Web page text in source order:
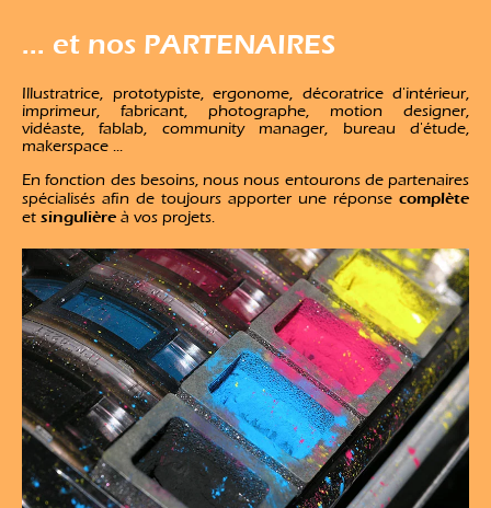
... et nos PARTENAIRES
Illustratrice, prototypiste, ergonome, décoratrice d'intérieur,
imprimeur, fabricant, photographe, motion designer,
vidéaste, fablab, community manager, bureau d'étude,
makerspace ...
En fonction des besoins, nous nous entourons de partenaires
spécialisés afin de toujours apporter une réponse complète
et singulière à vos projets.